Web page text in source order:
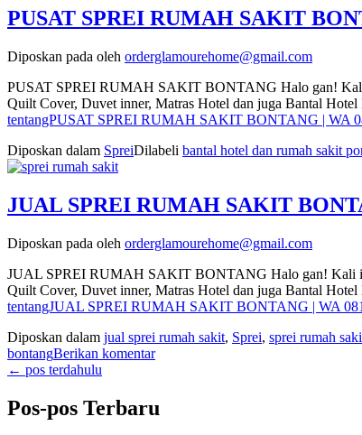
PUSAT SPREI RUMAH SAKIT
Diposkan pada oleh orderglamourehome@gmail.com
PUSAT SPREI RUMAH SAKIT BONTANG Halo gan! Kali
Quilt Cover, Duvet inner, Matras Hotel dan juga Bantal
tentangPUSAT SPREI RUMAH SAKIT BONTANG | WA
Diposkan dalam SpreiDilabeli bantal hotel dan rumah sakit
JUAL SPREI RUMAH SAKIT
Diposkan pada oleh orderglamourehome@gmail.com
JUAL SPREI RUMAH SAKIT BONTANG Halo gan! Kali ini
Quilt Cover, Duvet inner, Matras Hotel dan juga Bantal
tentangJUAL SPREI RUMAH SAKIT BONTANG | WA
Diposkan dalam jual sprei rumah sakit, Sprei, sprei rumah
bontangBerikan komentar
← pos terdahulu
Pos-pos Terbaru